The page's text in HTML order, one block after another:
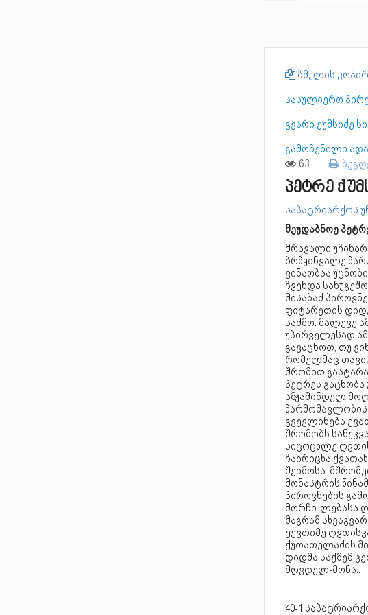
ბმულის
სასულიერო
გვარი ქუმსიძე
გამოჩენილი
63
პეტრე
საპატრიარქოს
მეუდაბნოე
მრავალი
ბრწყინვალე
ვინაობაა
ჩვენდა
მისაბაძ
ფიტარეთის
საძმო. მალევე
უპირველესად
გავაცნოთ, თუ
რომელმაც
შრომით
პეტრეს
ამჟამინდელ
გვევლინება
შრომობს
სიცოცხლე
ჩაირიცხა
შეიმოსა.
მონასტრის
პიროვნების
მორჩი-ლებასა
მაგრამ
ექვთიმე
ქუთათელაძის
დიდმა საქმემ
მღვდელ-მონა..
40-1